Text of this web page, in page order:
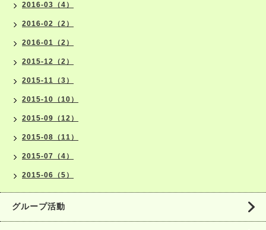
2016-03（4）
2016-02（2）
2016-01（2）
2015-12（2）
2015-11（3）
2015-10（10）
2015-09（12）
2015-08（11）
2015-07（4）
2015-06（5）
グループ活動